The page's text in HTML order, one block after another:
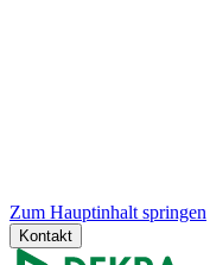
Zum Hauptinhalt springen
Kontakt